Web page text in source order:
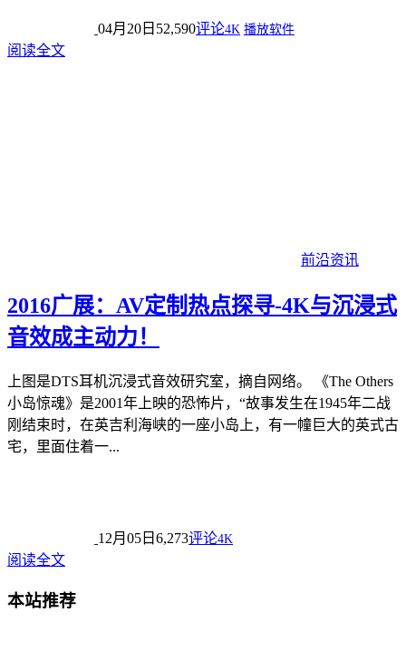
04月20日 52,590评论4K 播放软件
阅读全文
前沿资讯
2016广展：AV定制热点探寻-4K与沉浸式
音效成主动力！
上图是DTS耳机沉浸式音效研究室，摘自网络。 《The Others
小岛惊魂》是2001年上映的恐怖片，“故事发生在1945年二战
刚结束时，在英吉利海峡的一座小岛上，有一幢巨大的英式古
宅，里面住着一...
12月05日 6,273评论4K
阅读全文
本站推荐